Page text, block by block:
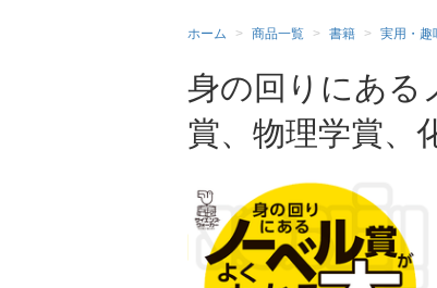
ホーム 商品一覧 書籍 実用・趣
身の回りにある
賞、物理学賞、